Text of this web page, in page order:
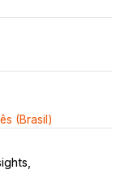
(Brasil)